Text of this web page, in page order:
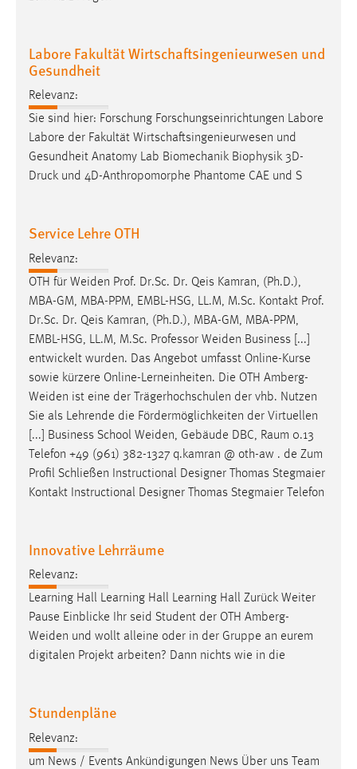
Labore Fakultät Wirtschaftsingenieurwesen und
Gesundheit
Relevanz:
Sie sind hier: Forschung Forschungseinrichtungen Labore
Labore der Fakultät Wirtschaftsingenieurwesen und
Gesundheit Anatomy Lab Biomechanik Biophysik 3D-
Druck und 4D-Anthropomorphe Phantome CAE und S
Service Lehre OTH
Relevanz:
OTH für Weiden Prof. Dr.Sc. Dr. Qeis Kamran, (Ph.D.),
MBA-GM, MBA-PPM, EMBL-HSG, LL.M, M.Sc. Kontakt Prof.
Dr.Sc. Dr. Qeis Kamran, (Ph.D.), MBA-GM, MBA-PPM,
EMBL-HSG, LL.M, M.Sc. Professor Weiden Business [...]
entwickelt wurden. Das Angebot umfasst Online-Kurse
sowie kürzere Online-Lerneinheiten. Die OTH Amberg-
Weiden ist eine der Trägerhochschulen der vhb. Nutzen
Sie als Lehrende die Fördermöglichkeiten der Virtuellen
[...] Business School Weiden, Gebäude DBC, Raum 0.13
Telefon +49 (961) 382-1327 q.kamran @ oth-aw . de Zum
Profil Schließen Instructional Designer Thomas Stegmaier
Kontakt Instructional Designer Thomas Stegmaier Telefon
Innovative Lehrräume
Relevanz:
Learning Hall Learning Hall Learning Hall Zurück Weiter
Pause Einblicke Ihr seid Student der OTH Amberg-
Weiden und wollt alleine oder in der Gruppe an eurem
digitalen Projekt arbeiten? Dann nichts wie in die
Stundenpläne
Relevanz:
um News / Events Ankündigungen News Über uns Team